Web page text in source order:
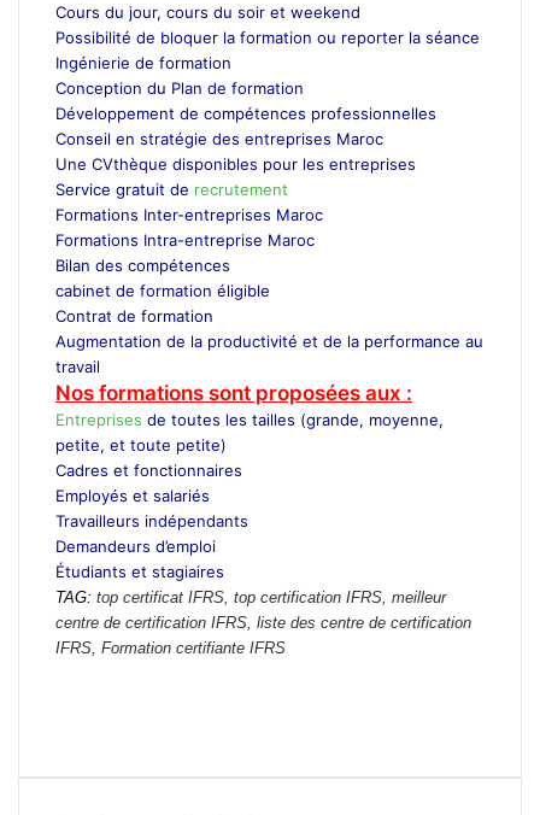
Cours du jour, cours du soir et weekend
Possibilité de bloquer la formation ou reporter la séance
Ingénierie de formation
Conception du Plan de formation
Développement de compétences professionnelles
Conseil en stratégie des entreprises Maroc
Une CVthèque disponibles pour les entreprises
Service gratuit de recrutement
Formations Inter-entreprises Maroc
Formations Intra-entreprise Maroc
Bilan des compétences
cabinet de formation éligible
Contrat de formation
Augmentation de la productivité et de la performance au
travail
Nos formations sont proposées aux :
Entreprises de toutes les tailles (grande, moyenne,
petite, et toute petite)
Cadres et fonctionnaires
Employés et salariés
Travailleurs indépendants
Demandeurs d’emploi
Étudiants et stagiaires
TAG: top certificat IFRS, top certification IFRS, meilleur
centre de certification IFRS, liste des centre de certification
IFRS, Formation certifiante IFRS